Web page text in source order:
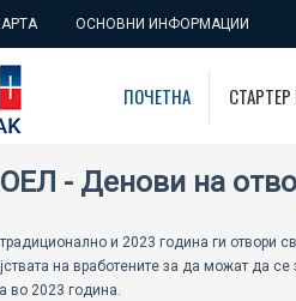
ОСНОВНИ ИНФОРМАЦИИ
ПОЧЕТНА
- Денови на
и 2023 година ги отвори
на вработените за да можат да
во 2023 година.